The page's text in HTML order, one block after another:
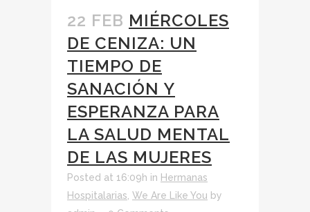
22 FEB MIÉRCOLES
DE CENIZA: UN
TIEMPO DE
SANACIÓN Y
ESPERANZA PARA
LA SALUD MENTAL
DE LAS MUJERES
Posted at 16:09h in Hermanas
Hospitalarias We Are Like You by